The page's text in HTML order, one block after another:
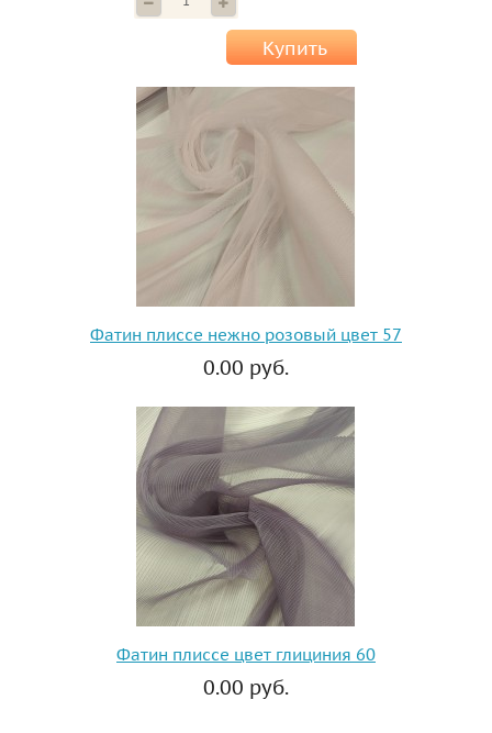
Купить
Фатин плиссе нежно розовый цвет 57
0.00 руб.
Фатин плиссе цвет глициния 60
0.00 руб.